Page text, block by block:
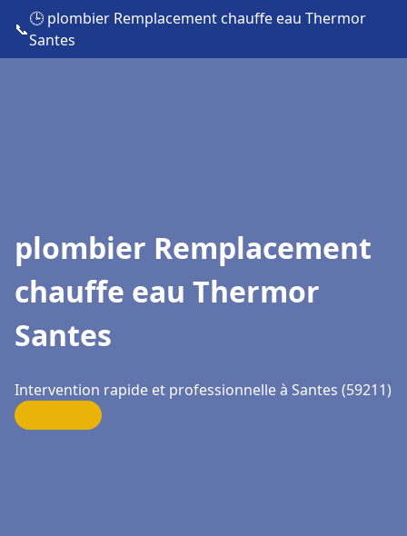
📞
🕒 plombier Remplacement chauffe eau Thermor
Santes
plombier Remplacement
chauffe eau Thermor
Santes
Intervention rapide et professionnelle à Santes (59211)